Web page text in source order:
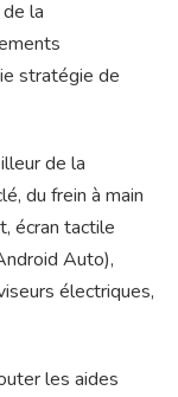
la
stratégie de
de la
du frein à main
écran tactile
Auto),
électriques,
les aides